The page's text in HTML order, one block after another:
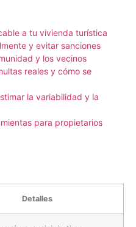
a tu vivienda turística
y evitar sanciones
y los vecinos
reales y cómo se
la variabilidad y la
para propietarios
Detalles